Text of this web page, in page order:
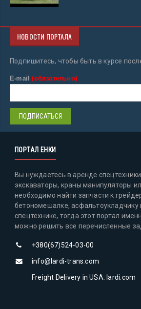
НОВОСТИ ПОРТАЛА
Подпишитесь, чтобы быть в курсе
E-mail(обязательно)
ПОРТАЛ ЕНКИ
Вы нуждаетесь в аренде
экскаваторы, краны манипуляторы
необходимо найти запчасти к
бетономешалке, асфальтоукладчику
спецтехнике, тогда этот портал
можно решить все перечисленные
+380(67)524-03-00
info@lardi-trans.com
Freight Delivery in USA: lardi.com